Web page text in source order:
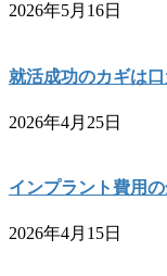
2026年5月16日
就活成功のカギは
2026年4月25日
インプラント費用
2026年4月15日